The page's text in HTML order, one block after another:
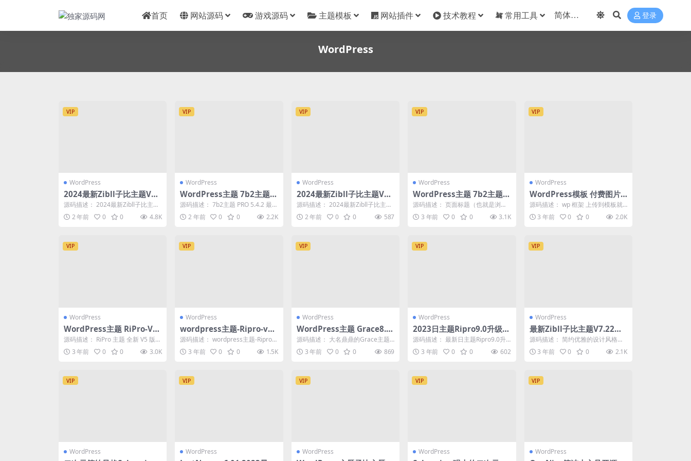
首页 网站源码 游戏源码 主题模板 网站插件 技术教程 常用工具 登录
WordPress
VIP
WordPress
2024最新Zibll子比主题V7.
7版本完美破解授权可用（含
教程）
源码描述： 2024最新Zibll子比主题
V7.7版本完美破解授权可用（含教
程）...2 年前 0 0 4.8K
VIP
WordPress
WordPress主题 7b2主题P
RO最新版5.4.2免授权版
源码描述： 7b2主题 PRO 5.4.2 最
新免授权版不再需要改hosts，和...
2 年前 0 0 2.2K
VIP
WordPress
2024最新Zibll子比主题V7.
6版本源码 开心版
源码描述： 2024最新Zibll子比主题
V7.6版本源码 开心版 | Word...
2 年前 0 0 587
VIP
WordPress
WordPress主题 7b2主题P
RO最新版5.2.0开心版+去授
权教程
源码描述： 页面标题（也就是浏览
器选项卡中显示的标题）标题连接
符可以选择是否保留...
3 年前 0 0 3.1K
VIP
WordPress
WordPress模板 付费图片
系统可用于个人写真站等等
源码描述： wp 框架 上传到模板就
可以 拿别人写真收费贩卖属违法行
为！ 本站只...
3 年前 0 0 2.0K
VIP
WordPress
WordPress主题 RiPro-V5
激活版V7.1.3 RiPro-V5开心
版
源码描述： RiPro 主题 全新 V5 版
本，是一个优秀且功能强大、速度
极快，...
3 年前 0 0 3.0K
VIP
WordPress
wordpress主题-Ripro-v5
6.4开心版日主题模版
源码描述： wordpress主题-Ripro-v
5 6.4开心版日主题模版 内...
3 年前 0 0 1.5K
VIP
WordPress
WordPress主题 Grace8.2
主题去授权去后门版
源码描述： 大名鼎鼎的Grace主题
8.0去授权去后门，需要的可以试
用。Grac...
3 年前 0 0 869
VIP
WordPress
2023日主题Ripro9.0升级修
正源码+美化包和插件
源码描述： 最新日主题Ripro9.0升
级修正源码+美化包和插件，我现在
分享的是...
3 年前 0 0 602
VIP
WordPress
最新Zibll子比主题V7.22版
本源码完美免受权版 +附带
教程
源码描述： 简约优雅的设计风格、
模块化组件、商城支付系统，全面
的前端功能、深度S...
3 年前 0 0 2.1K
VIP
WordPress
VIP
WordPress
VIP
WordPress
VIP
WordPress
VIP
WordPress